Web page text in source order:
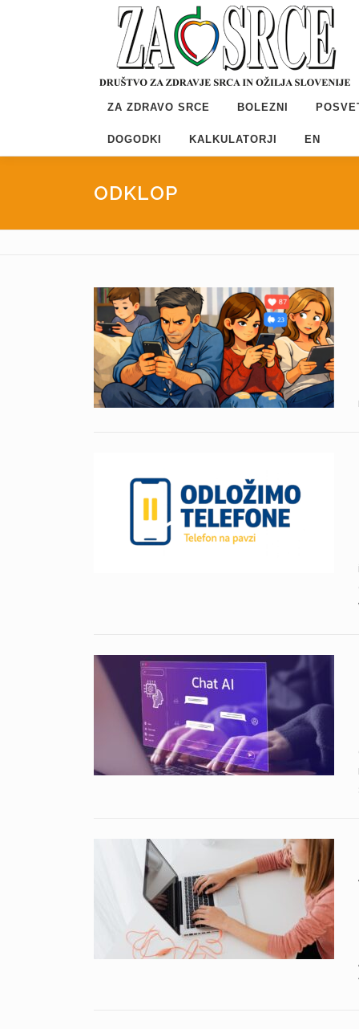
ZA ZDRAVO SRCE BOLEZNI
DOGODKI KALKULATORJI EN
ODKLOP